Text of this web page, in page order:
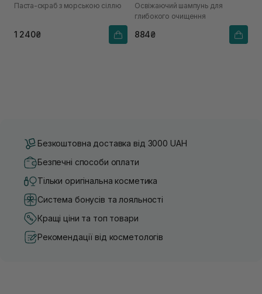
Паста-скраб з морською сіллю
1 240₴
Освіжаючий шампунь для
глибокого очищення
884₴
Безкоштовна доставка від 3000 UAH
Безпечні способи оплати
Тільки оригінальна косметика
Система бонусів та лояльності
Кращі ціни та топ товари
Рекомендації від косметологів